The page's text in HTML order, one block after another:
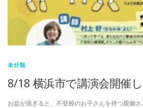
未分類
8/18 横浜市で講演会開催し
お盆が過ぎると、不登校のお子さんを持つ親御